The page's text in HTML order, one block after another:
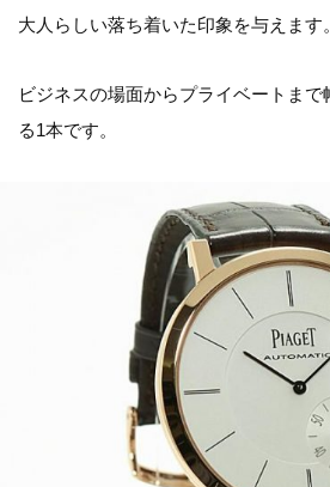
大人らしい落ち着いた印象を与えます。
ビジネスの場面からプライベートま
る1本です。